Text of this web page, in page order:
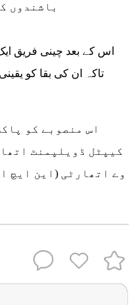
باشندوں
اس کے بعد چینی فریق
تاکہ ان کی بقا کو
اس منصوبے کو
کیپٹل ڈویلپمنٹ
وے اتھارٹی (این ایچ